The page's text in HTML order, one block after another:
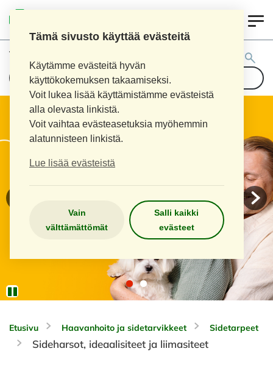
Tämä sivusto käyttää evästeitä
Käytämme evästeitä hyvän
käyttökokemuksen takaamiseksi.
Voit lukea lisää käyttämistämme evästeistä
alla olevasta linkistä.
Voit vaihtaa evästeasetuksia myöhemmin
alatunnisteen linkistä.
Lue lisää evästeistä
Vain
välttämättömät
Salli kaikki
evästeet
Tuotehaku:
Etusivu Haavanhoito ja sidetarvikkeet Sidetarpeet
Sideharsot, ideaalisiteet ja liimasiteet